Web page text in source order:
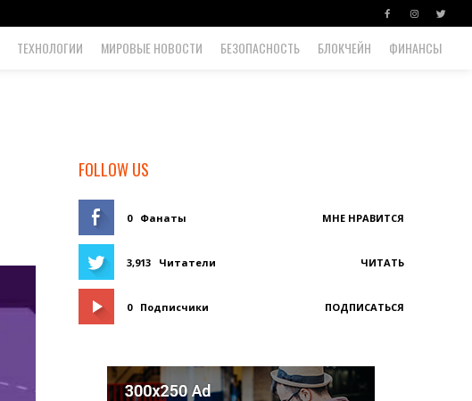
ТЕХНОЛОГИИ МИРОВЫЕ НОВОСТИ БЕЗОПАСНОСТЬ БЛОКЧЕЙН ФИНАНСЫ
FOLLOW US
0 Фанаты МНЕ НРАВИТСЯ
3,913 Читатели ЧИТАТЬ
0 Подписчики ПОДПИСАТЬСЯ